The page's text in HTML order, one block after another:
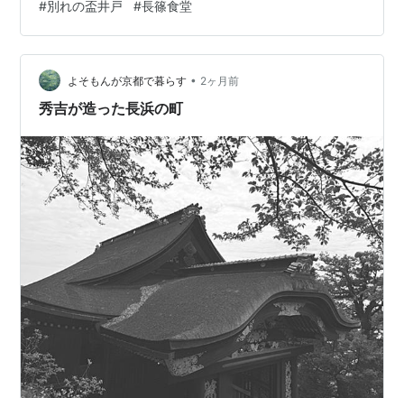
軍に捕まってしまい、磔になった方とのこと。 「援軍は
来ない」とお城側にうそをつけば助けると言われたけ
ど、「来る！」と伝えて磔にされたというエピソード。
ほんとの話か分からないけど、お城側の人と話をさせな
ければよかったのに・・と思い…
#別れの盃井戸 #長篠食堂
よそもんが京都で暮らす • 2ヶ月前
秀吉が造った長浜の町